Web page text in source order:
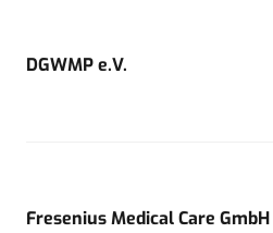
DGWMP e.V.
Fresenius Medical Care GmbH